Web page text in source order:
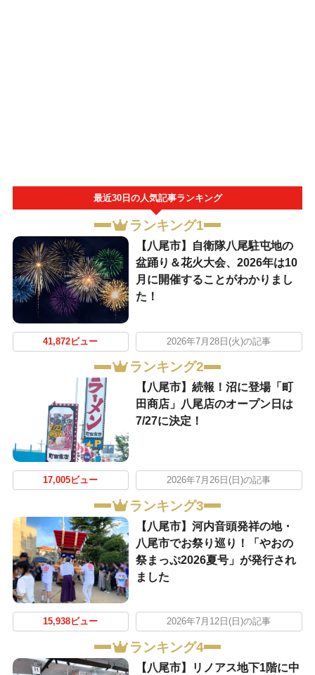
最近30日の人気記事ランキング
ランキング1
【八尾市】自衛隊八尾駐屯地の
盆踊り＆花火大会、2026年は10
月に開催することがわかりまし
た！
41,872ビュー 2026年7月28日(火)の記事
ランキング2
【八尾市】続報！沼に登場「町
田商店」八尾店のオープン日は
7/27に決定！
17,005ビュー 2026年7月26日(日)の記事
ランキング3
【八尾市】河内音頭発祥の地・
八尾市でお祭り巡り！「やおの
祭まっぷ2026夏号」が発行され
ました
15,938ビュー 2026年7月12日(日)の記事
ランキング4
【八尾市】リノアス地下1階に中